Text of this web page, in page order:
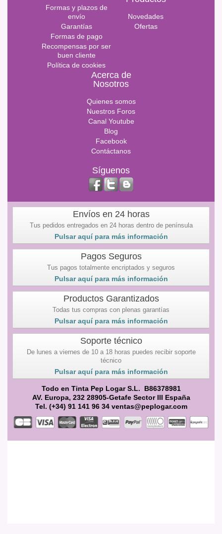
Formas y plazos de
envío
Garantías
Formas de pago
Recompensas por ser
buen cliente
Política de cookies
Novedades
Ofertas
Acerca de
Nosotros
Quienes somos
Nuestros Foros
Canal Youtube
Blog
Facebook
Contáctanos
Síguenos
Envíos en 24 horas
Tus pedidos entregados en 24 horas dentro de península
Pulsar aquí para más información
Pagos Seguros
Tus pagos totalmente encriptados y seguros
Pulsar aquí para más información
Productos Garantizados
Todas tus compras con plenas garantías
Pulsar aquí para más información
Soporte técnico
De lunes a viernes de 10 a 18 horas puedes recibir soporte
técnico
Pulsar aquí para más información
Todo en Tinta Pep Logar S.L. B86378981
AV. Europa, 232 28905-Getafe Sector III España
Tel. (+34) 91 141 96 34 ventas@peplogar.com